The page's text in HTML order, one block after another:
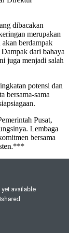
dibacakan
merupakan
berdampak
dari bahaya
juga menjadi salah
potensi dan
bersama-sama
Pusat,
Lembaga
bersama